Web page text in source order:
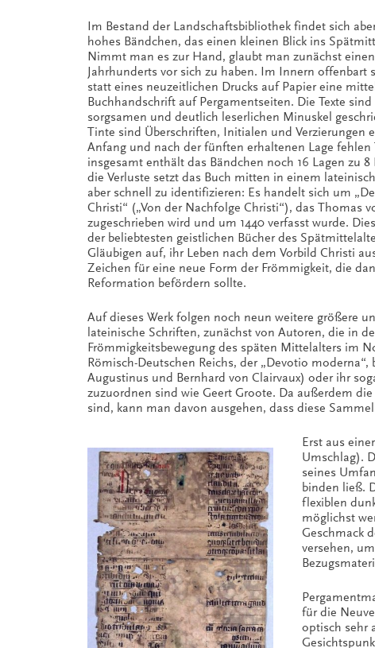
Im Bestand der Landschaftsbibliothek findet sich
hohes Bändchen, das einen kleinen Blick ins
Nimmt man es zur Hand, glaubt man zunächst einen
Jahrhunderts vor sich zu haben. Im Innern offenbart
statt eines neuzeitlichen Drucks auf Papier eine
Buchhandschrift auf Pergamentseiten. Die Texte
sorgsamen und deutlich leserlichen Minuskel
Tinte sind Überschriften, Initialen und Verzierungen
Anfang und nach der fünften erhaltenen Lage fehlen
insgesamt enthält das Bändchen noch 16 Lagen zu 8
die Verluste setzt das Buch mitten in einem
aber schnell zu identifizieren: Es handelt sich um
Christi“ („Von der Nachfolge Christi“), das Thomas
zugeschrieben wird und um 1440 verfasst wurde.
der beliebtesten geistlichen Bücher des
Gläubigen auf, ihr Leben nach dem Vorbild Christi
Zeichen für eine neue Form der Frömmigkeit, die
Reformation befördern sollte.
Auf dieses Werk folgen noch neun weitere größere
lateinische Schriften, zunächst von Autoren, die in
Frömmigkeitsbewegung des späten Mittelalters im
Römisch-Deutschen Reichs, der „Devotio moderna“,
Augustinus und Bernhard von Clairvaux) oder ihr
zuzuordnen sind wie Geert Groote. Da außerdem
sind, kann man davon ausgehen, dass diese
Erst aus
Umschlag).
seines
binden ließ.
flexiblen
möglichst
Geschmack
versehen,
für die
optisch sehr